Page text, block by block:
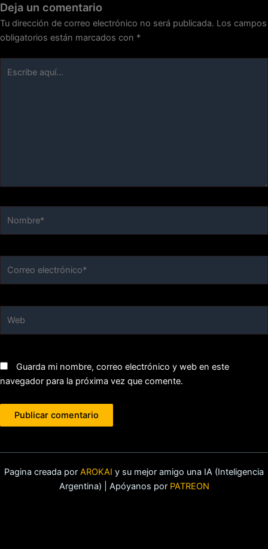
Deja un comentario
Tu dirección de correo electrónico no será publicada. Los campos
obligatorios están marcados con *
aquí...
Guarda mi nombre, correo electrónico y web en este
navegador para la próxima vez que comente.
Pagina creada por AROKAI y su mejor amigo una IA (Inteligencia
Argentina) | Apóyanos por PATREON